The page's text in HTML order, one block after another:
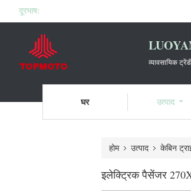
दूरभाष:
व्यावसायिक
घर उत्पाद
होम उत्पाद केबिन
इलेक्ट्रिक पैसेंजर